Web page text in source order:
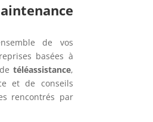
de vos
basées à
téléassistance,
et de conseils
rencontrés par